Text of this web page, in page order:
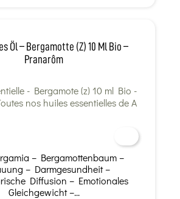
Öl – Bergamotte (z) 10 Ml Bio –
Pranarôm
– Bergamottenbaum –
– Darmgesundheit –
Diffusion – Emotionales
Gleichgewicht –...